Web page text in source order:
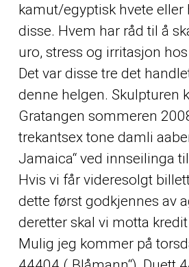
kamut/egyptisk hvete eller
disse. Hvem har råd til å
uro, stress og irritasjon
Det var disse tre det
denne helgen. Skulpturen
Gratangen sommeren
trekantsex tone damli
Jamaica“ ved innseilinga
Hvis vi får videresolgt
dette først godkjennes av
deretter skal vi motta
Mulig jeg kommer på